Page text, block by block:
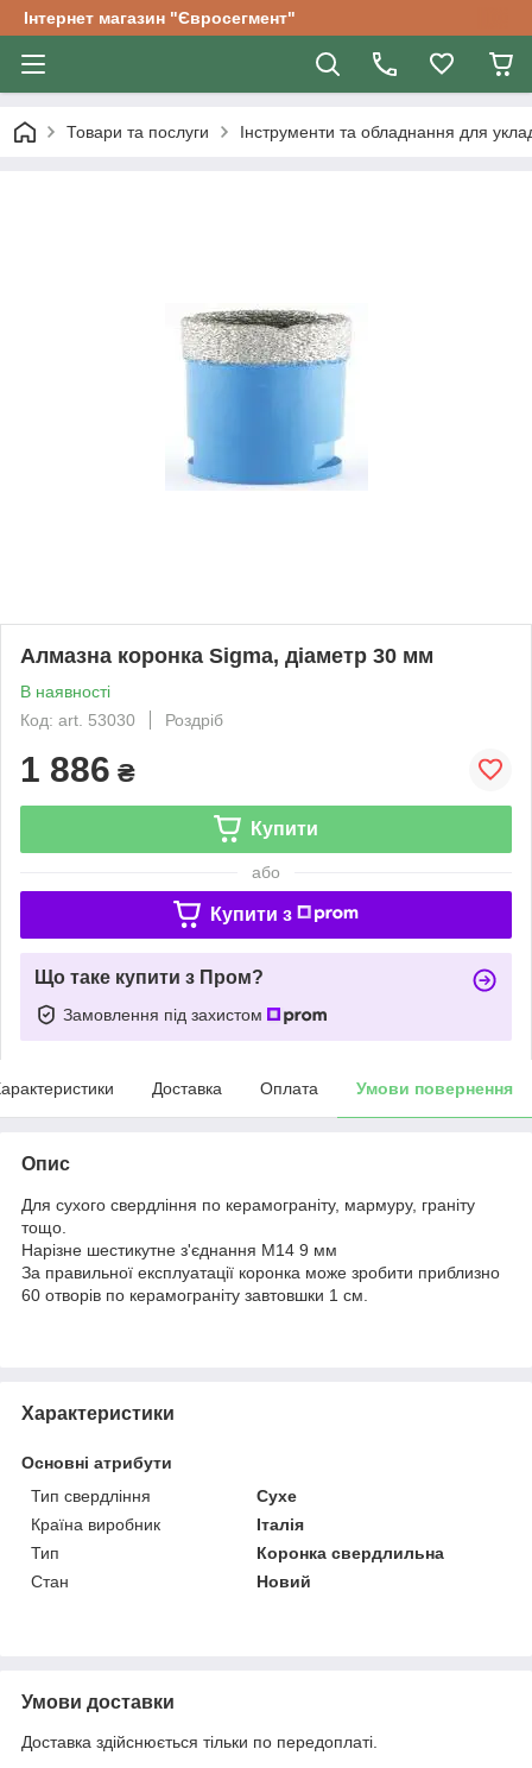
Інтернет магазин "Євросегмент"
Товари та послуги Інструменти та обладнання для
Алмазна коронка Sigma, діаметр 30 мм
В наявності
Код: art. 53030
Роздріб
1 886 ₴
Купити
або
Купити з
Що таке купити з Пром?
Замовлення під захистом
Доставка Оплата Умови повернення
Опис
Для сухого свердління по керамограніту, мармуру, граніту
тощо.
Нарізне шестикутне з'єднання M14 9 мм
За правильної експлуатації коронка може зробити приблизно
60 отворів по керамограніту завтовшки 1 см.
Характеристики
Основні атрибути
Тип свердління
Сухе
Країна виробник
Італія
Тип
Коронка свердлильна
Стан
Новий
Умови доставки
Доставка здійснюється тільки по передоплаті.